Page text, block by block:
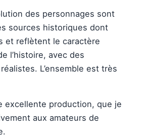
des personnages sont
sources historiques dont
et reflètent le caractère
l’histoire, avec des
L’ensemble est très
excellente production, que je
aux amateurs de